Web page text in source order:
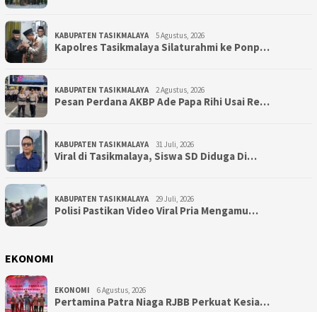
KABUPATEN TASIKMALAYA 5 Agustus, 2026
Kapolres Tasikmalaya Silaturahmi ke Ponp…
KABUPATEN TASIKMALAYA 2 Agustus, 2026
Pesan Perdana AKBP Ade Papa Rihi Usai Re…
KABUPATEN TASIKMALAYA 31 Juli, 2026
Viral di Tasikmalaya, Siswa SD Diduga Di…
KABUPATEN TASIKMALAYA 29 Juli, 2026
Polisi Pastikan Video Viral Pria Mengamu…
EKONOMI
EKONOMI 6 Agustus, 2026
Pertamina Patra Niaga RJBB Perkuat Kesia…